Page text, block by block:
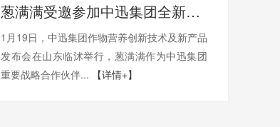
葱满满受邀参加中迅集团全新技术和产品发布会
1月19日，中迅集团作物营养创新技术及新产品
发布会在山东临沭举行，葱满满作为中迅集团
重要战略合作伙伴...
【详情+】